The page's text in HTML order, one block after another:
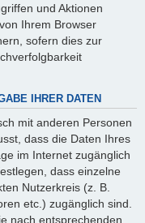
und Aktionen
Ihrem Browser
sofern dies zur
IHRER DATEN
mit anderen Personen
dass die Daten Ihres
im Internet zugänglich
dass einzelne
Nutzerkreis (z. B.
etc.) zugänglich sind.
nach entsprechenden